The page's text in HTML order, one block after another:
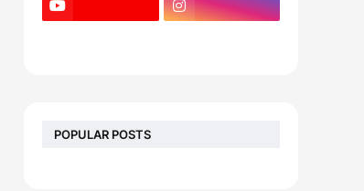
POPULAR POSTS